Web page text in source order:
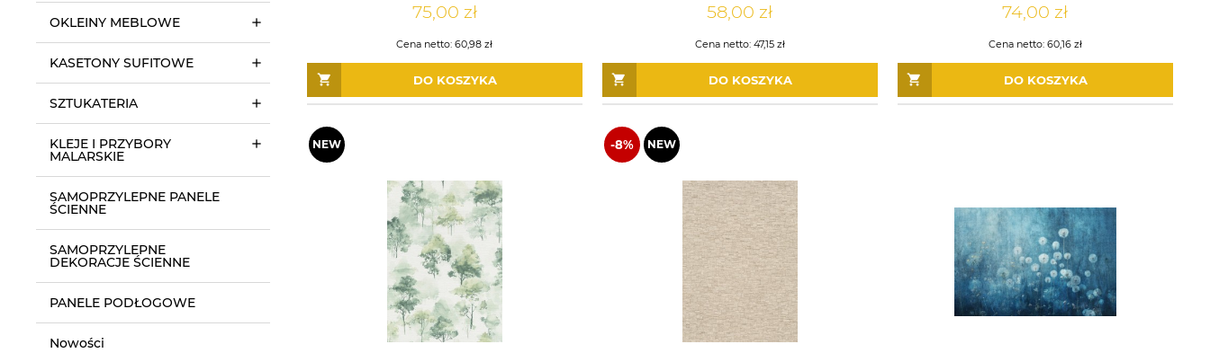
OKLEINY MEBLOWE
KASETONY SUFITOWE
SZTUKATERIA
KLEJE I PRZYBORY
MALARSKIE
SAMOPRZYLEPNE PANELE
ŚCIENNE
SAMOPRZYLEPNE
DEKORACJE ŚCIENNE
PANELE PODŁOGOWE
Nowości
75,00 zł
Cena netto:60,98 zł
DO KOSZYKA
58,00 zł
Cena netto: 47,15 zł
DO KOSZYKA
74,00 zł
Cena netto: 60,16 zł
DO KOSZYKA